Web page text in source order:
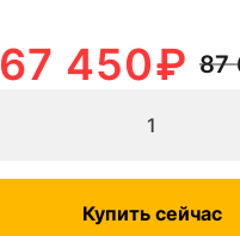
87
67 450₽
Купить сейчас